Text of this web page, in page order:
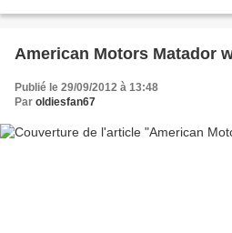
American Motors Matador
Publié le 29/09/2012 à 13:48
Par oldiesfan67